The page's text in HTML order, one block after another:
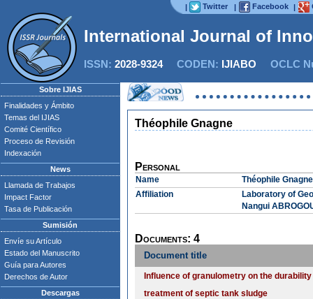
| Twitter | Facebook |
International Journal of
ISSN: 2028-9324CODEN: IJIABO OCLC
Sobre IJIAS
Finalidades y Ámbito
Temas del IJIAS
Comité Científico
Proceso de Revisión
Indexación
News
Llamada de Trabajos
Impact Factor
Tasa de Publicación
Sumisión
Envíe su Artículo
Estado del Manuscrito
Guía para Autores
Derechos de Autor
Descargas
Théophile Gnagne
Personal
Name
Théophile Gnagne
Affiliation
Laboratory of
Nangui
Documents: 4
Document title
Influence of granulometry on the
treatment of septic tank sludge